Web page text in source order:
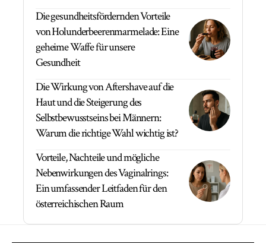
Die gesundheitsfördernden Vorteile
von Holunderbeerenmarmelade: Eine
geheime Waffe für unsere
Gesundheit
Die Wirkung von Aftershave auf die
Haut und die Steigerung des
Selbstbewusstseins bei Männern:
Warum die richtige Wahl wichtig ist?
Vorteile, Nachteile und mögliche
Nebenwirkungen des Vaginalrings:
Ein umfassender Leitfaden für den
österreichischen Raum